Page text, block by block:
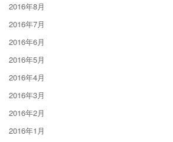
2016年8月
2016年7月
2016年6月
2016年5月
2016年4月
2016年3月
2016年2月
2016年1月